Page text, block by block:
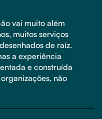
vai muito além
muitos serviços
de raíz.
a experiência
e construída
não